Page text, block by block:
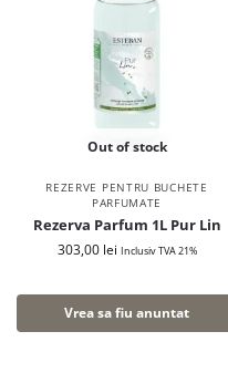
Out of stock
REZERVE PENTRU BUCHETE
PARFUMATE
Rezerva Parfum 1L Pur Lin
303,00 lei Inclusiv TVA 21%
Vrea sa fiu anuntat